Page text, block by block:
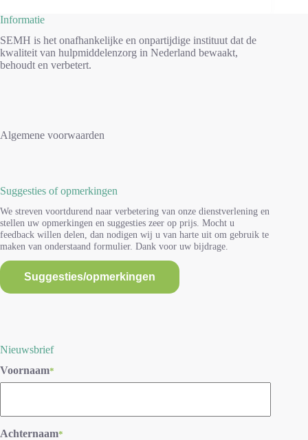
Informatie
SEMH is het onafhankelijke en onpartijdige instituut dat de
kwaliteit van hulpmiddelenzorg in Nederland bewaakt,
behoudt en verbetert.
Algemene voorwaarden
Suggesties of opmerkingen
We streven voortdurend naar verbetering van onze dienstverlening en
stellen uw opmerkingen en suggesties zeer op prijs. Mocht u
feedback willen delen, dan nodigen wij u van harte uit om gebruik te
maken van onderstaand formulier. Dank voor uw bijdrage.
Suggesties/opmerkingen
Nieuwsbrief
Voornaam*
Achternaam*